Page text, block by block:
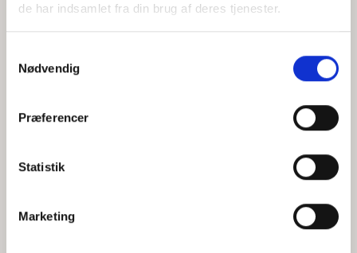
de har indsamlet fra din brug af deres tjenester.
Nødvendig
Præferencer
Statistik
Marketing
Hvem er CEPOS